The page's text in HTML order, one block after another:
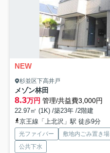
NEW
杉並区下高井戸
メゾン林田
8.3万円 管理/共益費3,000円
22.97㎡ (1K) /築23年 /2階建
京王線「上北沢」駅 徒歩9分
光ファイバー 敷地内ごみ置き場
公共下水